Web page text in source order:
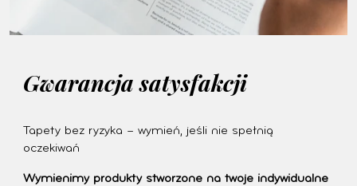
Gwarancja satysfakcji
Tapety bez ryzyka – wymień, jeśli nie spełnią
oczekiwań
Wymienimy produkty stworzone na twoje indywidualne